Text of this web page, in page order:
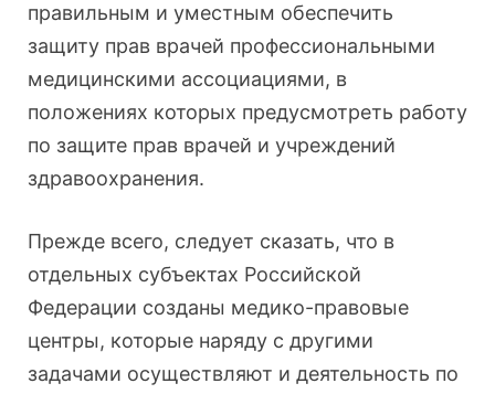
правильным и уместным обеспечить
защиту прав врачей профессиональными
медицинскими ассоциациями, в
положениях которых предусмотреть работу
по защите прав врачей и учреждений
здравоохранения.
Прежде всего, следует сказать, что в
отдельных субъектах Российской
Федерации созданы медико-правовые
центры, которые наряду с другими
задачами осуществляют и деятельность по